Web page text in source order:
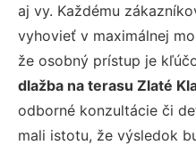
aj vy. Každému
vyhovieť v maximálnej
že osobný prístup je
dlažba na terasu Zlaté
odborné konzultácie či
mali istotu, že výsledok